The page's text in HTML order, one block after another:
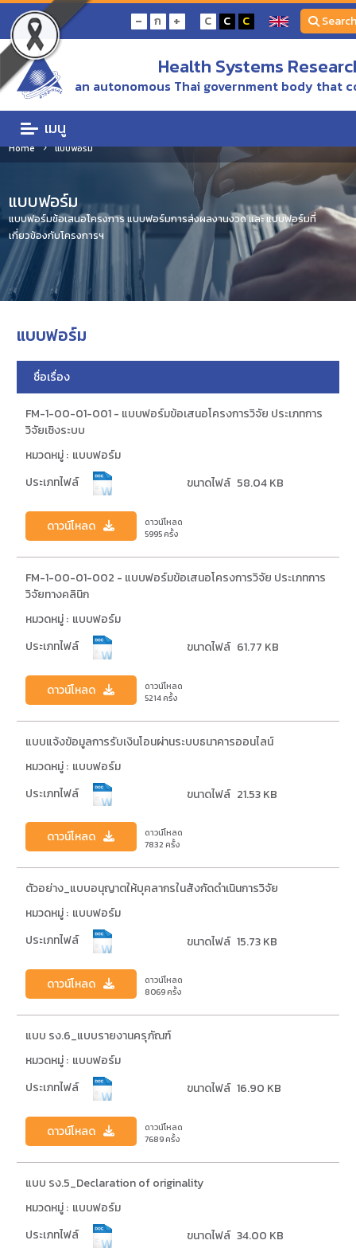
- ก + C C C Search
Health Systems
an autonomous Thai government body that
เมนู
Home แบบฟอร์ม
แบบฟอร์ม
แบบฟอร์มข้อเสนอโครงการ แบบฟอร์มการส่งผลงานงวด และ แบบฟอร์มที่
เกี่ยวข้องกับโครงการฯ
แบบฟอร์ม
ชื่อเรื่อง
FM-1-00-01-001 - แบบฟอร์มข้อเสนอโครงการวิจัย ประเภทการ
วิจัยเชิงระบบ
หมวดหมู่ : แบบฟอร์ม
ประเภทไฟล์
ขนาดไฟล์ 58.04 KB
ดาวน์โหลด
ดาวน์โหลด
5995ครั้ง
FM-1-00-01-002 - แบบฟอร์มข้อเสนอโครงการวิจัย ประเภทการ
วิจัยทางคลินิก
หมวดหมู่ : แบบฟอร์ม
ประเภทไฟล์
ขนาดไฟล์ 61.77 KB
ดาวน์โหลด
ดาวน์โหลด
5214ครั้ง
แบบแจ้งข้อมูลการรับเงินโอนผ่านระบบธนาคารออนไลน์
หมวดหมู่ : แบบฟอร์ม
ประเภทไฟล์
ขนาดไฟล์ 21.53 KB
ดาวน์โหลด
ดาวน์โหลด
7832ครั้ง
ตัวอย่าง_แบบอนุญาตให้บุคลากรในสังกัดดำเนินการวิจัย
หมวดหมู่ : แบบฟอร์ม
ประเภทไฟล์
ขนาดไฟล์ 15.73 KB
ดาวน์โหลด
ดาวน์โหลด
8069ครั้ง
แบบ รง.6_แบบรายงานครุภัณฑ์
หมวดหมู่ : แบบฟอร์ม
ประเภทไฟล์
ขนาดไฟล์ 16.90 KB
ดาวน์โหลด
ดาวน์โหลด
7689ครั้ง
แบบ รง.5_Declaration of originality
หมวดหมู่ : แบบฟอร์ม
ประเภทไฟล์
ขนาดไฟล์ 34.00 KB